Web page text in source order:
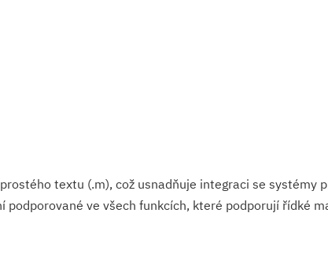
textu (.m), což usnadňuje integraci se systémy
ve všech funkcích, které podporují řídké